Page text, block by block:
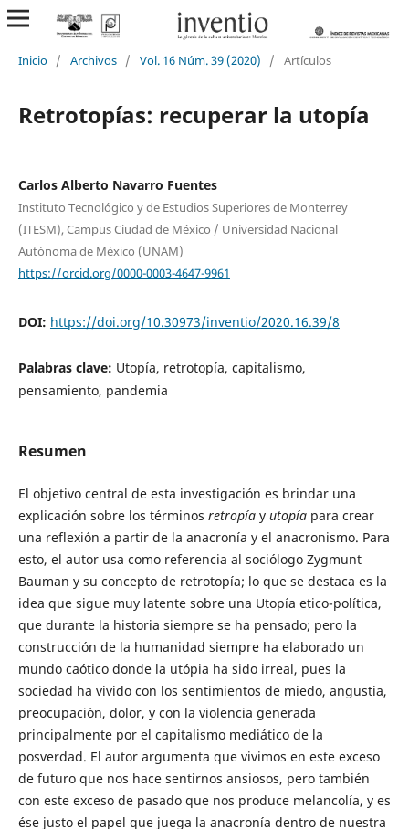
Inicio / Archivos / Vol. 16 Núm. 39 (2020) / Artículos
Retrotopías: recuperar la utopía
Carlos Alberto Navarro Fuentes
Instituto Tecnológico y de Estudios Superiores de Monterrey
(ITESM), Campus Ciudad de México / Universidad Nacional
Autónoma de México (UNAM)
https://orcid.org/0000-0003-4647-9961
DOI: https://doi.org/10.30973/inventio/2020.16.39/8
Palabras clave: Utopía, retrotopía, capitalismo,
pensamiento, pandemia
Resumen
El objetivo central de esta investigación es brindar una
explicación sobre los términos retropíay utopíapara crear
una reflexión a partir de la anacronía y el anacronismo. Para
esto, el autor usa como referencia al sociólogo Zygmunt
Bauman y su concepto de retrotopía; lo que se destaca es la
idea que sigue muy latente sobre una Utopía etico-política,
que durante la historia siempre se ha pensado; pero la
construcción de la humanidad siempre ha elaborado un
mundo caótico donde la utópia ha sido irreal, pues la
sociedad ha vivido con los sentimientos de miedo, angustia,
preocupación, dolor, y con la violencia generada
principalmente por el capitalismo mediático de la
posverdad. El autor argumenta que vivimos en este exceso
de futuro que nos hace sentirnos ansiosos, pero también
con este exceso de pasado que nos produce melancolía, y es
ése justo el papel que juega la anacronía dentro de nuestra